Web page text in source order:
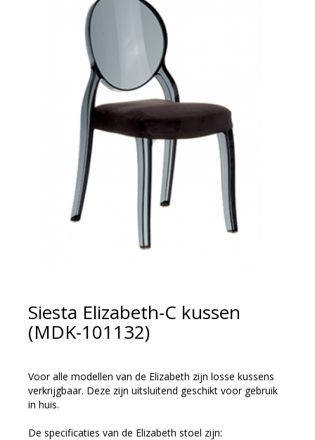
Siesta Elizabeth-C kussen
(MDK-101132)
Voor alle modellen van de Elizabeth zijn losse kussens
verkrijgbaar. Deze zijn uitsluitend geschikt voor gebruik
in huis.
De specificaties van de Elizabeth stoel zijn: